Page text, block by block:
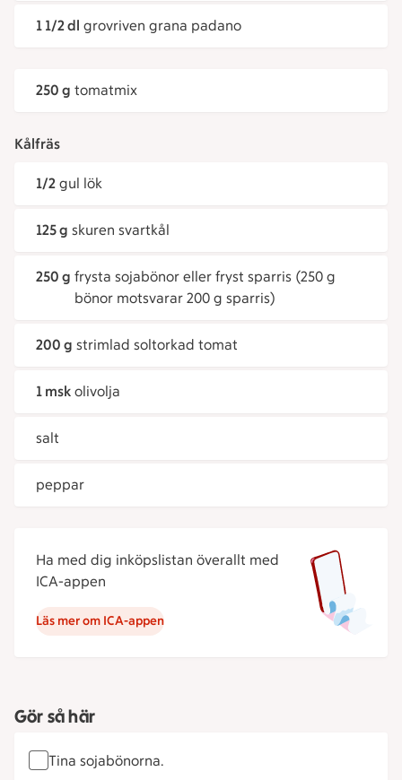
1 1/2 dl grovriven grana padano
250 g tomatmix
Kålfräs
1/2 gul lök
125 g skuren svartkål
250 g frysta sojabönor eller fryst sparris (250 g
bönor motsvarar 200 g sparris)
200 g strimlad soltorkad tomat
1 msk olivolja
salt
peppar
Ha med dig inköpslistan överallt med
ICA-appen
Läs mer om ICA-appen
Gör så här
Tina sojabönorna.